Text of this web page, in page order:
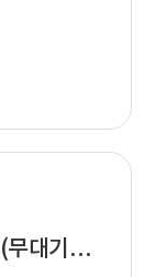
2025년 문화예술 연수단원지원(무대기술인턴지원 포함)